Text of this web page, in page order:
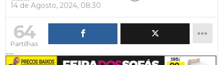
14 de Agosto, 2024, 08:30
64
Partilhas